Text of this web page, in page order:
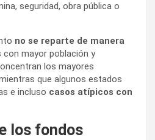
seguridad, obra pública o
no se reparte de manera
con mayor población y
los mayores
que algunos estados
e incluso casos atípicos con
los fondos